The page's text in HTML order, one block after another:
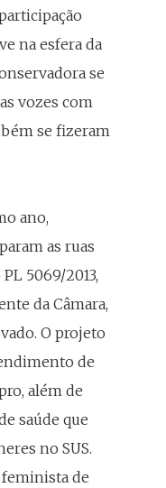
na esfera da
se
vozes com
se fizeram
ano,
as ruas
5069/2013,
da Câmara,
O projeto
de
além de
saúde que
no SUS.
de